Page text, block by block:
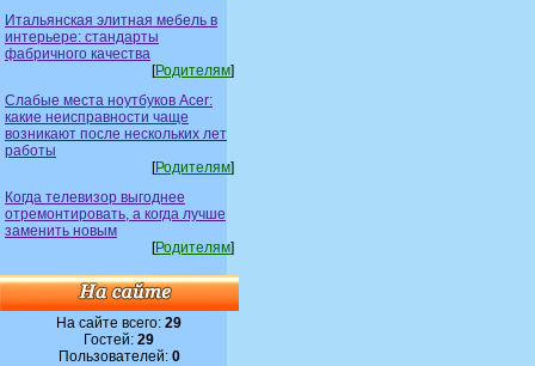
Итальянская элитная мебель в
интерьере: стандарты
фабричного качества
[Родителям]
Слабые места ноутбуков Acer:
какие неисправности чаще
возникают после нескольких лет
работы
[Родителям]
Когда телевизор выгоднее
отремонтировать, а когда лучше
заменить новым
[Родителям]
На сайте всего:29
Гостей:29
Пользователей: 0